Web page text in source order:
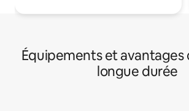
Équipements et avantages
longue durée